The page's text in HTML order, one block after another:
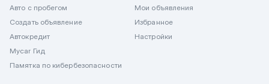
Авто с пробегом
Создать объявление
Автокредит
Mycar Гид
Памятка по кибербезопасности
Мои объявления
Избранное
Настройки